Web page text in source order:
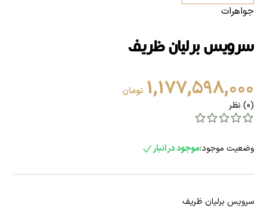
جواهرات
سرویس برلیان ظریف
1,177,598,000 تومان
(0) نظر
وضعیت موجود:موجود در انبار
سرویس برلیان ظریف